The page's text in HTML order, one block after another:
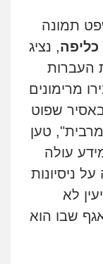
תמונה
כליפה, נציג
ועדת העברות
מרימונים
שפוט
טען
עולה
ניסיונות
לא
שבו הוא